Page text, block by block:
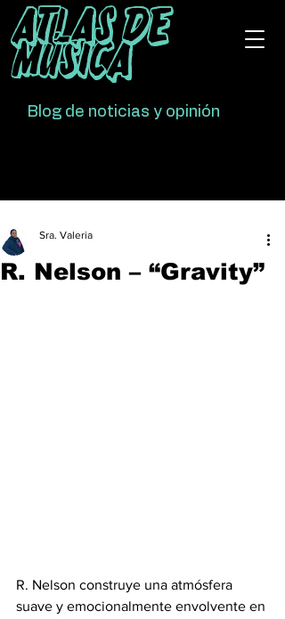
Atlas De
Música
Blog de noticias y opinión
R. Nelson – “Gravity”
Sra. Valeria
R. Nelson construye una atmósfera
suave y emocionalmente envolvente en